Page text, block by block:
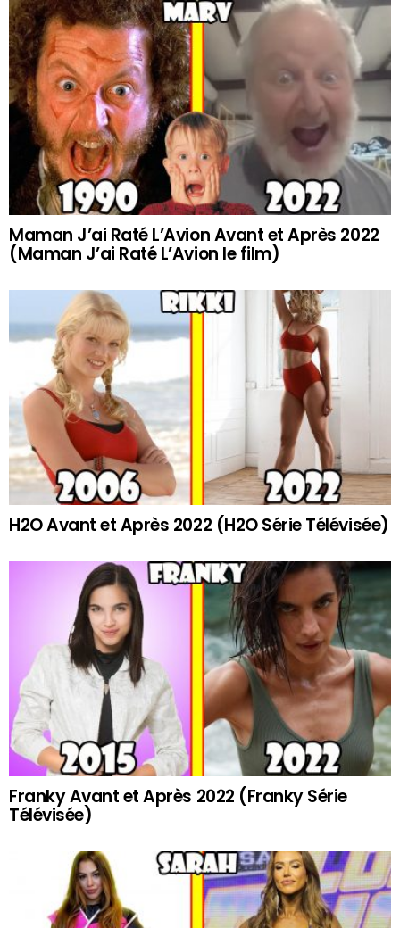
Maman J’ai Raté L’Avion Avant et Après 2022
(Maman J’ai Raté L’Avion le film)
H2O Avant et Après 2022 (H2O Série Télévisée)
Franky Avant et Après 2022 (Franky Série
Télévisée)